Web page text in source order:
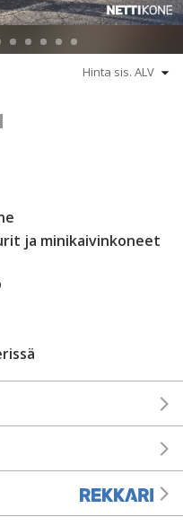
ja minikaivinkoneet